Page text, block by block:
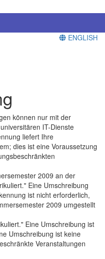
ENGLISH
können nur mit der
IT-Dienste
liefert Ihre
dies ist eine Voraussetzung
2009 an der
Eine Umschreibung
ist nicht erforderlich,
2009 umgestellt
Eine Umschreibung ist
Umschreibung ist keine
Veranstaltungen